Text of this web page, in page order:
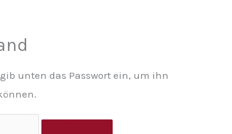
unten das Passwort ein, um ihn